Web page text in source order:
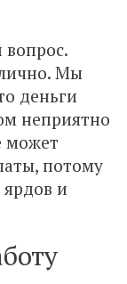
Мы
деньги
неприятно
может
потому
ярдов и